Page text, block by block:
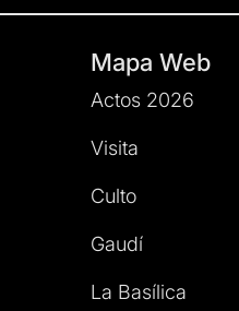
Mapa Web
Actos 2026
Visita
Culto
Gaudí
La Basílica